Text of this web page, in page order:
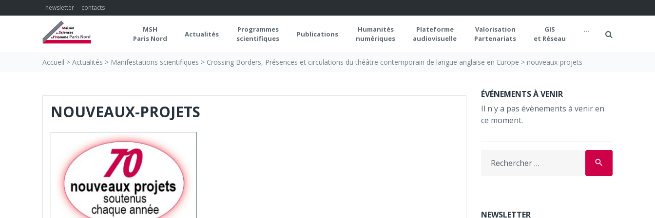
to
newsletter contacts
MSH
Paris Nord
Actualités
Programmes
scientifiques
Publications
Humanités
numériques
Plateforme
audiovisuelle
Valorisation
Partenariats
GIS
et Réseau
...
Accueil > Actualités > Manifestations scientifiques > Crossing Borders, Présences et circulations du théâtre contemporain de langue anglaise en Europe > nouveaux-projets
NOUVEAUX-PROJETS
ÉVÉNEMENTS À VENIR
Il n'y a pas évènements à venir en
ce moment.
for:
search
NEWSLETTER